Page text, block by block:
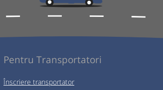
Pentru Transportatori
Înscriere transportator